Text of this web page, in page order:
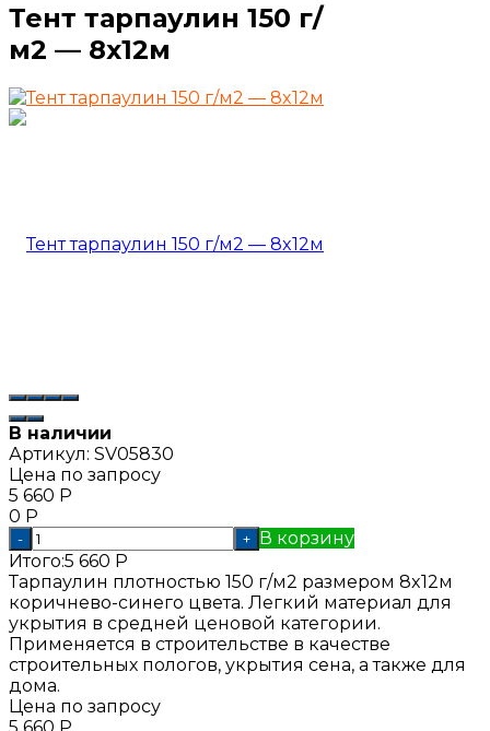
Тент тарпаулин 150 г/
м2 — 8x12м
В наличии
Артикул: SV05830
Цена по запросу
5 660 Р
0 Р
- + В корзину
Итого:5 660 Р
Тарпаулин плотностью 150 г/м2 размером 8x12м
коричнево-синего цвета. Легкий материал для
укрытия в средней ценовой категории.
Применяется в строительстве в качестве
строительных пологов, укрытия сена, а также для
дома.
Цена по запросу